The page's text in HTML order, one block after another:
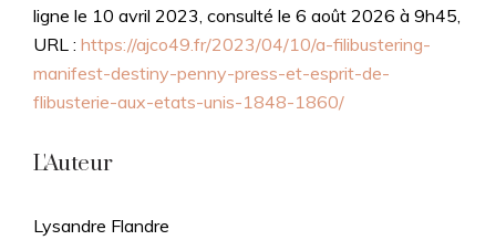
ligne le 10 avril 2023, consulté le 6 août 2026 à 9h45,
URL : https://ajco49.fr/2023/04/10/a-filibustering-
manifest-destiny-penny-press-et-esprit-de-
flibusterie-aux-etats-unis-1848-1860/
L'Auteur
Lysandre Flandre